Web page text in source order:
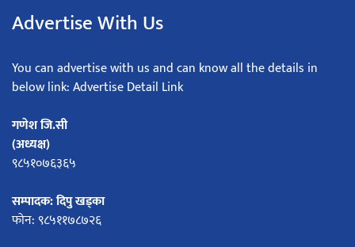
Advertise With Us
You can advertise with us and can know all the details in
below link: Advertise Detail Link
गणेश जि.सी
(अध्यक्ष)
९८५१०७६३६५
सम्पादक: दिपु खड्का
फोन: ९८५११७८७२६